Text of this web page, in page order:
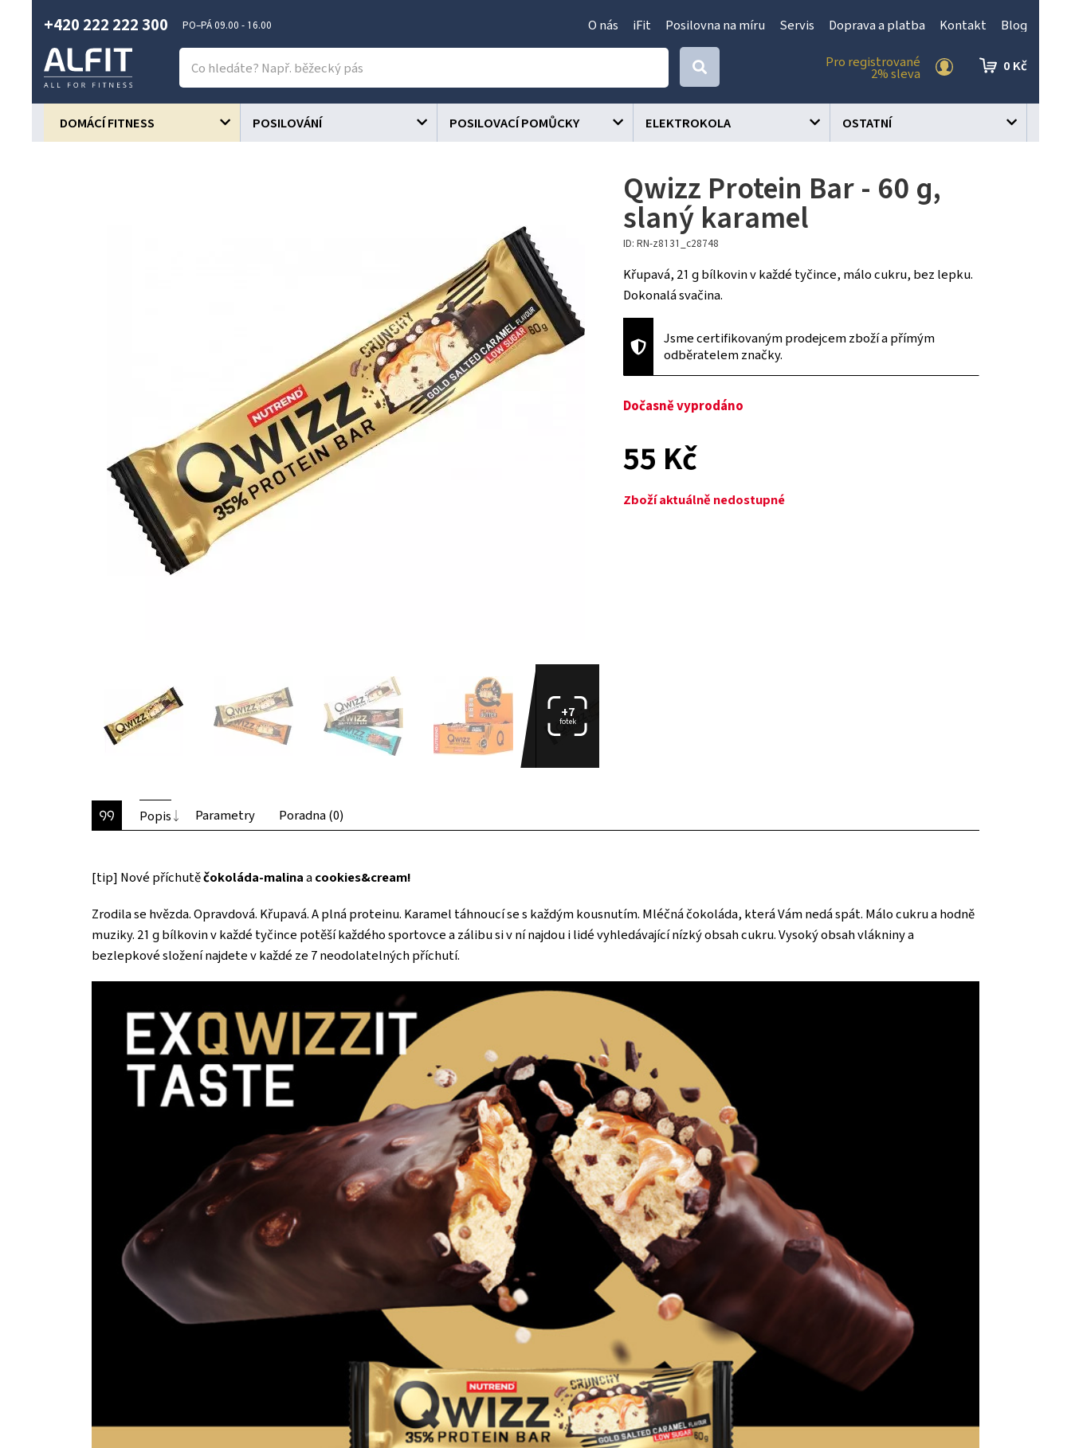
+420 222 222 300 PO–PÁ 09.00 - 16.00 O nás iFit Posilovna na míru Servis Doprava a platba Kontakt Blog
Pro registrované
2% sleva
0 Kč
DOMÁCÍ FITNESS POSILOVÁNÍ POSILOVACÍ POMŮCKY ELEKTROKOLA OSTATNÍ
+7
fotek
Qwizz Protein Bar - 60 g,
slaný karamel
ID: RN-z8131_c28748
Křupavá, 21 g bílkovin v každé tyčince, málo cukru, bez lepku.
Dokonalá svačina.
Jsme certifikovaným prodejcem zboží a přímým
odběratelem značky.
Dočasně vyprodáno
55 Kč
Zboží aktuálně nedostupné
Popis Parametry Poradna (0)
[tip] Nové příchutěčokoláda-malina a cookies&cream!
Zrodila se hvězda. Opravdová. Křupavá. A plná proteinu. Karamel táhnoucí se s každým kousnutím. Mléčná čokoláda, která Vám nedá spát. Málo cukru a hodně
muziky. 21 g bílkovin v každé tyčince potěší každého sportovce a zálibu si v ní najdou i lidé vyhledávající nízký obsah cukru. Vysoký obsah vlákniny a
bezlepkové složení najdete v každé ze 7 neodolatelných příchutí.